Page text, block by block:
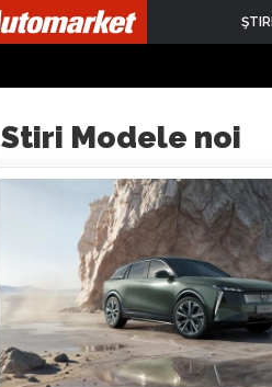
ŞTIRI
Stiri Modele noi